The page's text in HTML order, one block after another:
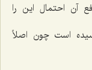
آن احتمال این را
است چون اصلاً